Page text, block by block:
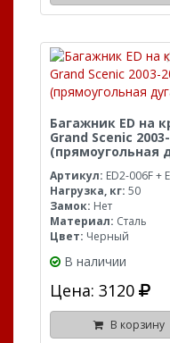
Багажник ED на
Grand Scenic
(прямоугольная
Артикул: ED2-006F +
Нагрузка, кг: 50
Замок: Нет
Материал: Сталь
Цвет: Черный
В наличии
Цена: 3120
В корзину